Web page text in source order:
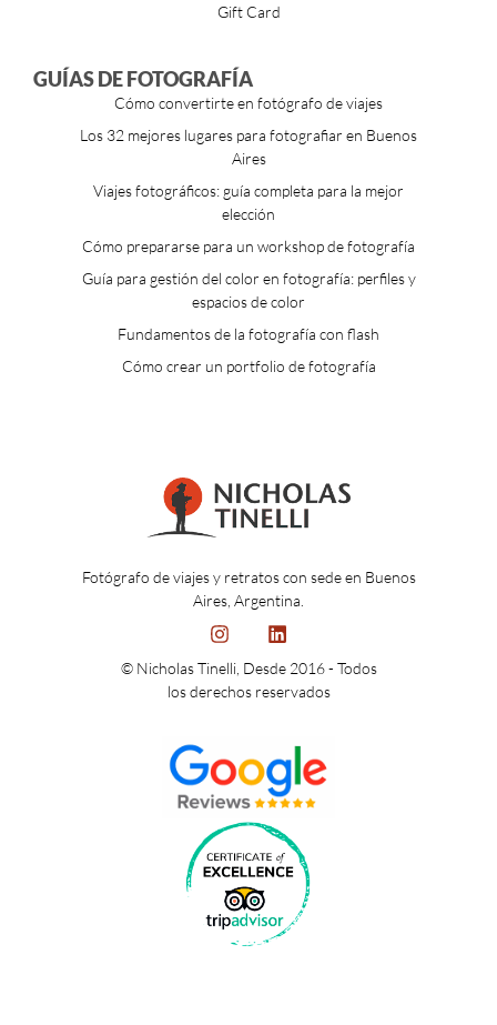
Fotógrafo de viajes y retratos con sede en Buenos
Aires, Argentina.
© Nicholas Tinelli, Desde 2016 - Todos
los derechos reservados
Gift Card
GUÍAS DE FOTOGRAFÍA
Cómo convertirte en fotógrafo de viajes
Los 32 mejores lugares para fotografiar en Buenos
Aires
Viajes fotográficos: guía completa para la mejor
elección
Cómo prepararse para un workshop de fotografía
Guía para gestión del color en fotografía: perfiles y
espacios de color
Fundamentos de la fotografía con flash
Cómo crear un portfolio de fotografía